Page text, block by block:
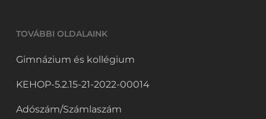
TOVÁBBI OLDALAINK
Gimnázium és kollégium
KEHOP-5.2.15-21-2022-00014
Adószám/Számlaszám